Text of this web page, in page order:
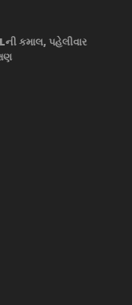
કમાલ, પહેલીવાર